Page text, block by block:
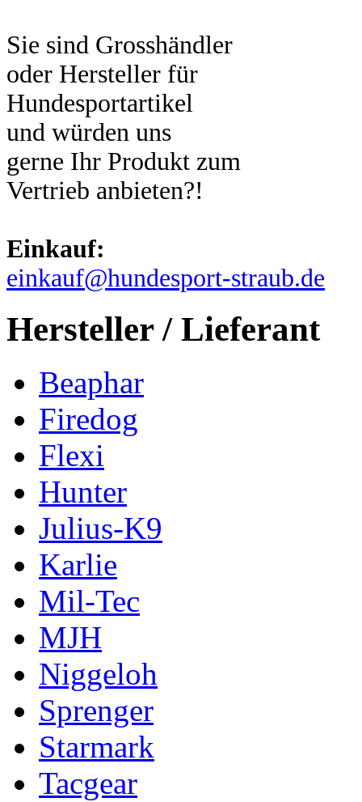
Sie sind Grosshändler
oder Hersteller für
Hundesportartikel
und würden uns
gerne Ihr Produkt zum
Vertrieb anbieten?!
Einkauf:
einkauf@hundesport-straub.de
Hersteller / Lieferant
Beaphar
Firedog
Flexi
Hunter
Julius-K9
Karlie
Mil-Tec
MJH
Niggeloh
Sprenger
Starmark
Tacgear